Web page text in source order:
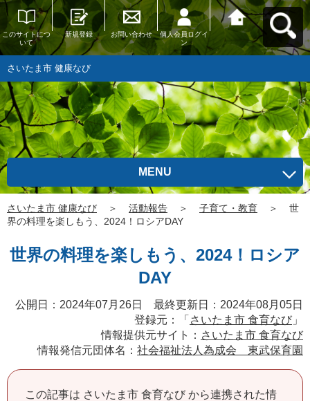
このサイトにつ
いて
新規登録 お問い合わせ
個人会員ログイ
ン
さいたま市 健康
なびへ戻る
さいたま市 健康なび
MENU
さいたま市 健康なび ＞ 活動報告 ＞ 子育て・教育 ＞
世
界の料理を楽しもう、2024！ロシアDAY
世界の料理を楽しもう、2024！ロシア
DAY
公開日：2024年07月26日 最終更新日：2024年08月05日
登録元：「 さいたま市 食育なび 」
情報提供元サイト： さいたま市 食育なび
情報発信元団体名： 社会福祉法人為成会 東武保育園
この記事は さいたま市 食育なび から連携された情